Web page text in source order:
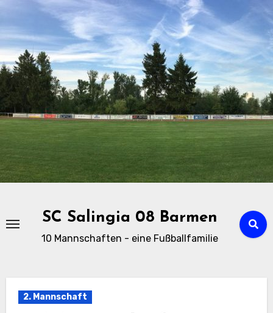
Zu
Inhalten
springen
SC Salingia 08 Barmen
10 Mannschaften - eine Fußballfamilie
2. Mannschaft